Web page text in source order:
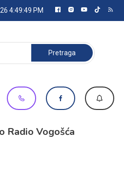
4:49:50 PM
Pretraga:
Radio Vogošća